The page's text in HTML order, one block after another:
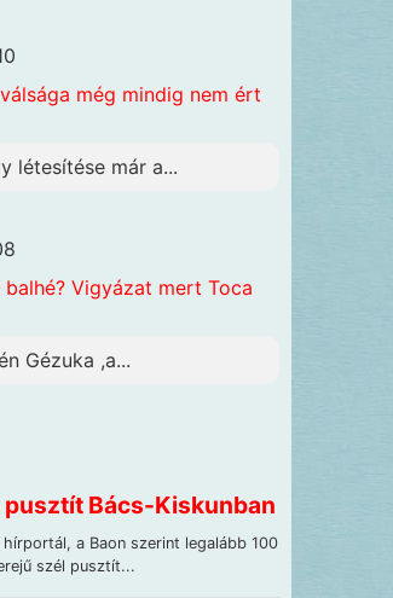
még mindig nem ért
létesítése már a...
balhé? Vigyázat mert Toca
Gézuka ,a...